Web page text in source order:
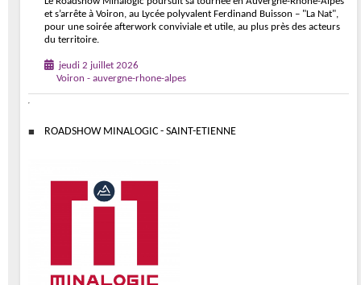
et s’arrête à Voiron, au Lycée polyvalent Ferdinand Buisson – "La Nat",
pour une soirée afterwork conviviale et utile, au plus près des acteurs
du territoire.
jeudi 2 juillet 2026
Voiron - auvergne-rhone-alpes
ROADSHOW MINALOGIC - SAINT-ETIENNE